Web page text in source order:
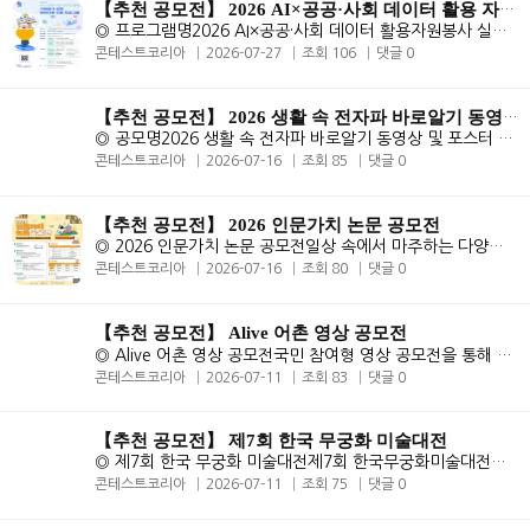
【추천 공모전】 2026 AI×공공·사회 데이터 활용 자원봉사 실행 아
◎ 프로그램명2026 AI×공공·사회 데이터 활용자원봉사 실행 아이디어 지..
콘테스트코리아 2026-07-27 조회 106 댓글 0
【추천 공모전】 2026 생활 속 전자파 바로알기 동영상 및 포스터 공
◎ 공모명2026 생활 속 전자파 바로알기 동영상 및 포스터 공모전 ◎ 공모..
콘테스트코리아 2026-07-16 조회 85 댓글 0
【추천 공모전】 2026 인문가치 논문 공모전
◎ 2026 인문가치 논문 공모전일상 속에서 마주하는 다양한 고민과 질문을..
콘테스트코리아 2026-07-16 조회 80 댓글 0
【추천 공모전】 Alive 어촌 영상 공모전
◎ Alive 어촌 영상 공모전국민 참여형 영상 공모전을 통해 어촌‧어..
콘테스트코리아 2026-07-11 조회 83 댓글 0
【추천 공모전】 제7회 한국 무궁화 미술대전
◎ 제7회 한국 무궁화 미술대전제7회 한국무궁화미술대전은 출품료 없이 무..
콘테스트코리아 2026-07-11 조회 75 댓글 0